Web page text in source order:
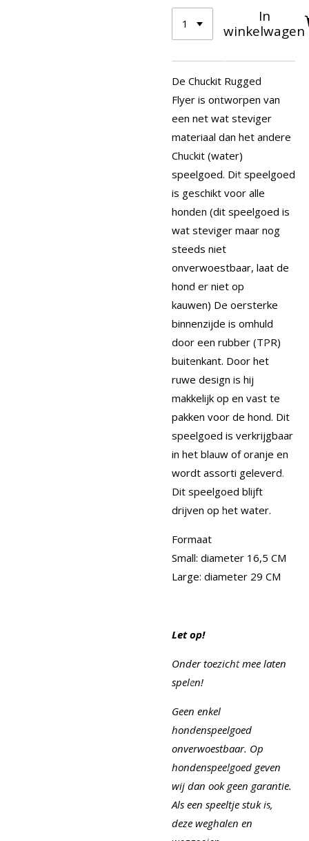
In
winkelwagen
De Chuckit Rugged
Flyer is ontworpen van
een net wat steviger
materiaal dan het andere
Chuckit (water)
speelgoed. Dit speelgoed
is geschikt voor alle
honden (dit speelgoed is
wat steviger maar nog
steeds niet
onverwoestbaar, laat de
hond er niet op
kauwen) De oersterke
binnenzijde is omhuld
door een rubber (TPR)
buitenkant. Door het
ruwe design is hij
makkelijk op en vast te
pakken voor de hond. Dit
speelgoed is verkrijgbaar
in het blauw of oranje en
wordt assorti geleverd.
Dit speelgoed blijft
drijven op het water.
Formaat
Small: diameter 16,5 CM
Large: diameter 29 CM
Let op!
Onder toezicht mee laten
spelen!
Geen enkel
hondenspeelgoed
onverwoestbaar. Op
hondenspeelgoed geven
wij dan ook geen garantie.
Als een speeltje stuk is,
deze weghalen en